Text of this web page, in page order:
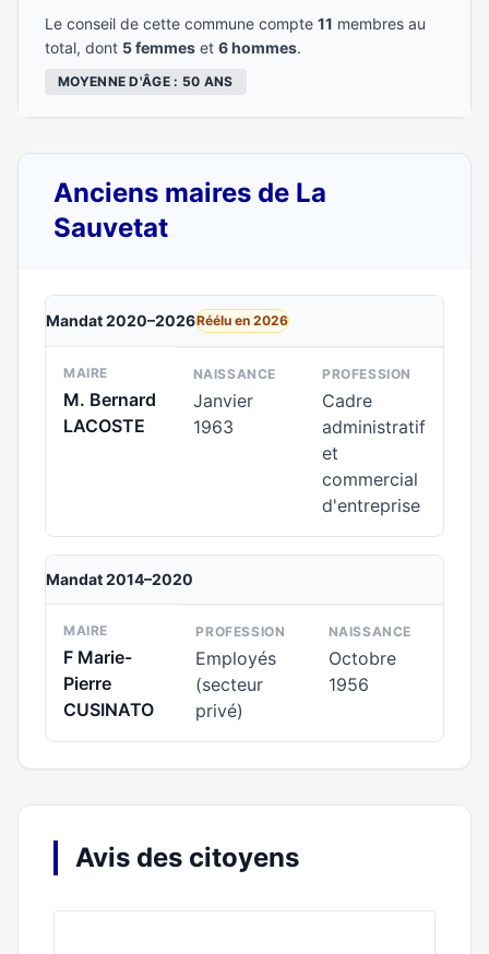
Le conseil de cette commune compte 11 membres au
total, dont 5 femmes et 6 hommes.
MOYENNE D'ÂGE : 50 ANS
Anciens maires de La
Sauvetat
Mandat 2020–2026Réélu en 2026
MAIRE
M. Bernard
LACOSTE
NAISSANCE
Janvier
1963
PROFESSION
Cadre
administratif
et
commercial
d'entreprise
Mandat 2014–2020
MAIRE
F Marie-
Pierre
CUSINATO
PROFESSION
Employés
(secteur
privé)
NAISSANCE
Octobre
1956
Avis des citoyens